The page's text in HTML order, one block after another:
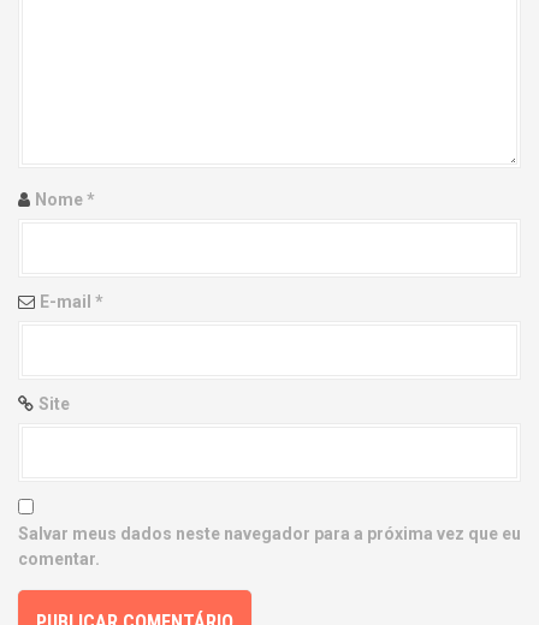
i
n
Nome*
E-mail *
Site
Salvar meus dados neste navegador para a próxima vez que eu
comentar.